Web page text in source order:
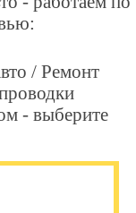
/ Ремонт
- выберите